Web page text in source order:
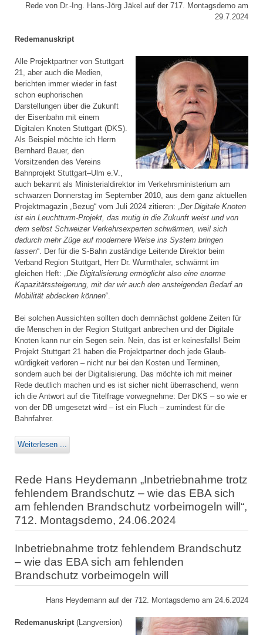
Rede von Dr.-Ing. Hans-Jörg Jäkel auf der 717. Montagsdemo am
29.7.2024
Redemanuskript
Alle Projektpartner von Stuttgart
21, aber auch die Medien,
berichten immer wieder in fast
schon euphorischen
Darstellungen über die Zukunft
der Eisenbahn mit einem
Digitalen Knoten Stuttgart (DKS).
Als Beispiel möchte ich Herrn
Bernhard Bauer, den
Vorsitzenden des Vereins
Bahnprojekt Stuttgart–Ulm e.V.,
auch bekannt als Ministerial­direktor im Verkehrsministerium am
schwarzen Donnerstag im September 2010, aus dem ganz aktuellen
Projektmagazin „Bezug“ vom Juli 2024 zitieren: „Der Digitale Knoten
ist ein Leuchtturm-Projekt, das mutig in die Zukunft weist und von
dem selbst Schweizer Verkehrsexperten schwärmen, weil sich
dadurch mehr Züge auf modernere Weise ins System bringen
lassen“. Der für die S-Bahn zuständige Leitende Direktor beim
Verband Region Stuttgart, Herr Dr. Wurmthaler, schwärmt im
gleichen Heft: „Die Digitalisierung ermöglicht also eine enorme
Kapazitätssteigerung, mit der wir auch den ansteigenden Bedarf an
Mobilität abdecken können“.
Bei solchen Aussichten sollten doch demnächst goldene Zeiten für
die Menschen in der Region Stuttgart anbrechen und der Digitale
Knoten kann nur ein Segen sein. Nein, das ist er keinesfalls! Beim
Projekt Stuttgart 21 haben die Projektpartner doch jede Glaub­
würdigkeit verloren – nicht nur bei den Kosten und Terminen,
sondern auch bei der Digitalisierung. Das möchte ich mit meiner
Rede deutlich machen und es ist sicher nicht überraschend, wenn
ich die Antwort auf die Titelfrage vorwegnehme: Der DKS – so wie er
von der DB umgesetzt wird – ist ein Fluch – zumindest für die
Bahnfahrer.
Weiterlesen ...
Rede Hans Heydemann „Inbetriebnahme trotz
fehlendem Brandschutz – wie das EBA sich
am fehlenden Brandschutz vorbeimogeln will“,
712. Montagsdemo, 24.06.2024
Inbetriebnahme trotz fehlendem Brandschutz
– wie das EBA sich am fehlenden
Brandschutz vorbeimogeln will
Hans Heydemann auf der 712. Montagsdemo am 24.6.2024
Redemanuskript (Langversion)